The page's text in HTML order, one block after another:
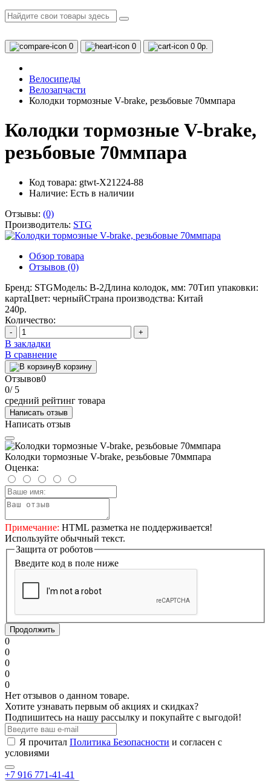
0 0 0 0р.
Велосипеды
Велозапчасти
Колодки тормозные V-brake, резьбовые 70ммпара
Колодки тормозные V-brake,
резьбовые 70ммпара
Код товара: gtwt-Х21224-88
Наличие: Есть в наличии
Отзывы: (0)
Производитель: STG
Обзор товара
Отзывов (0)
Бренд: STGМодель: B-2Длина колодок, мм: 70Тип упаковки:
картаЦвет: черныйСтрана производства: Китай
240р.
Количество:
- +
В закладки
В сравнение
В корзину
Отзывов0
0/ 5
средний рейтинг товара
Написать отзыв
Написать отзыв
Колодки тормозные V-brake, резьбовые 70ммпара
Оценка:
Примечание: HTML разметка не поддерживается!
Используйте обычный текст.
Защита от роботов
Введите код в поле ниже
Продолжить
0
0
0
0
0
Нет отзывов о данном товаре.
Хотите узнавать первым об акциях и скидках?
Подпишитесь на нашу рассылку и покупайте с выгодой!
Я прочитал Политика Безопасности и согласен с
условиями
+7 916 771-41-41